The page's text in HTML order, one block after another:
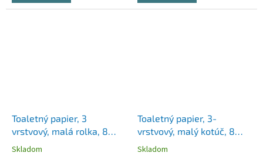
Toaletný papier, 3
vrstvový, malá rolka, 8
roliek, PUFINA "Sensitive
Skladom
Toaletný papier, 3-
vrstvový, malý kotúč, 8
kotúčov, PUFINA "Aloe
Skladom